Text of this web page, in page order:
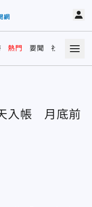
熱門 要聞 社會 娛樂
入帳 月底前